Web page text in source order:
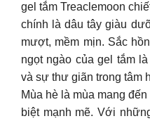
gel tắm Treaclemoon
chính là dâu tây giàu
mượt, mềm mịn. Sắc
ngọt ngào của gel tắm
và sự thư giãn trong tâm
Mùa hè là mùa mang
biệt mạnh mẽ. Với